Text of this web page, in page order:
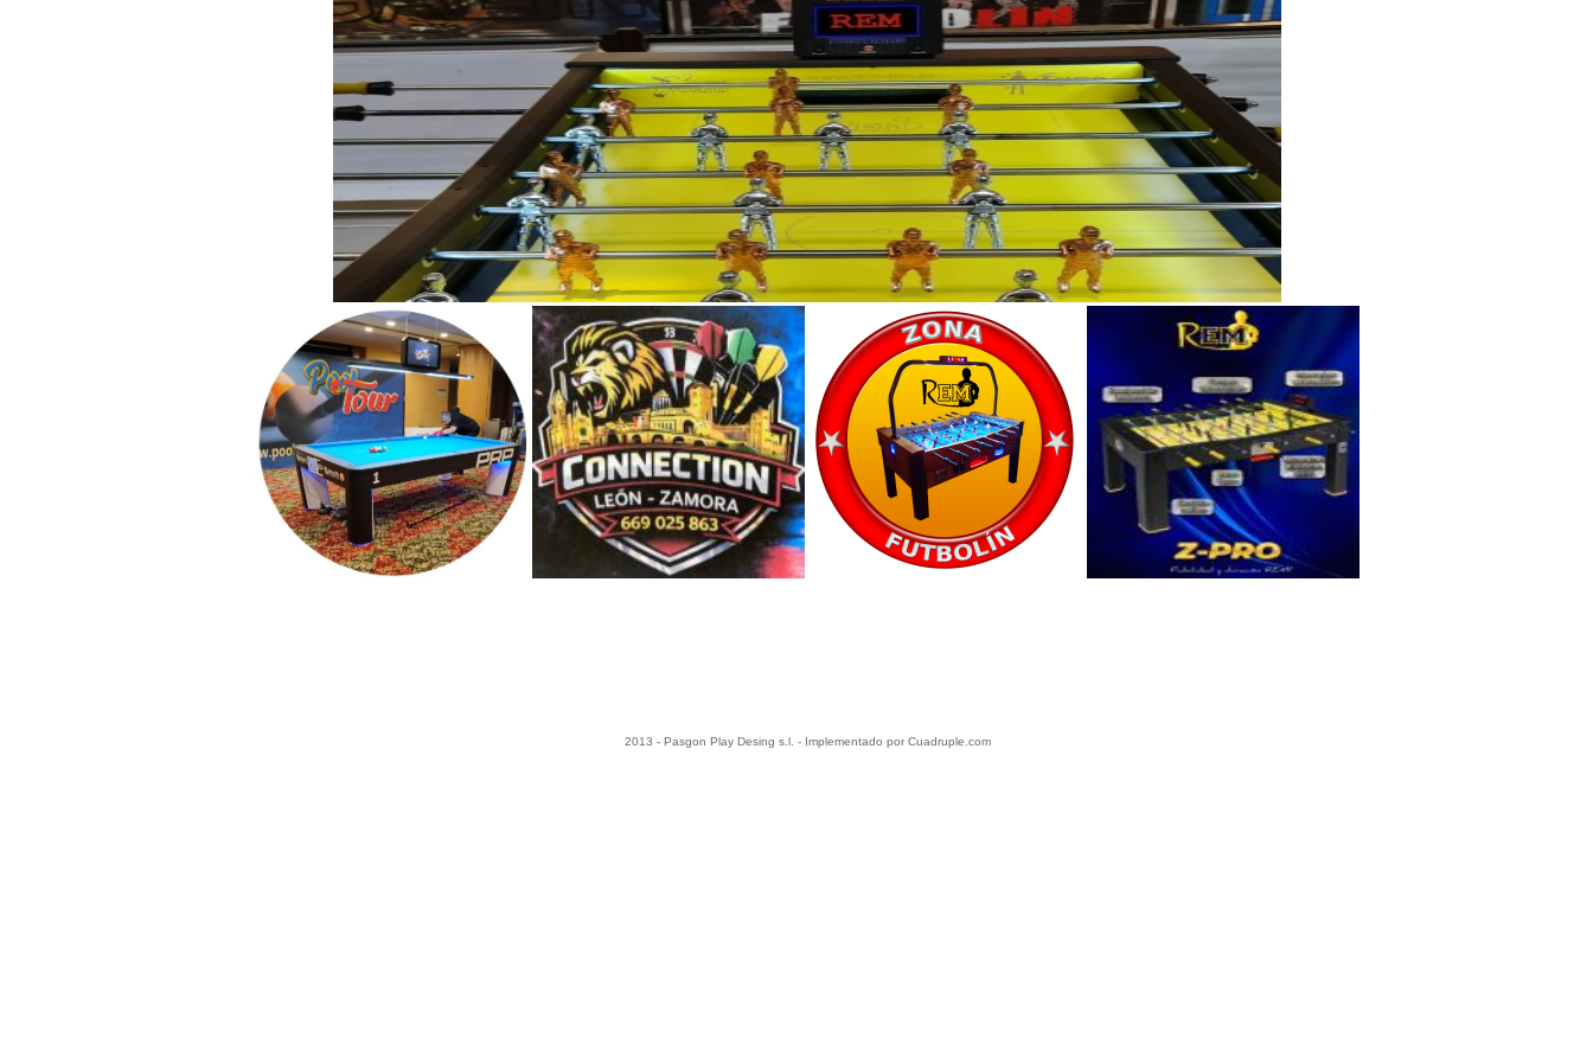
2013 - Pasgon Play Desing s.l. - Implementado por Cuadruple.com